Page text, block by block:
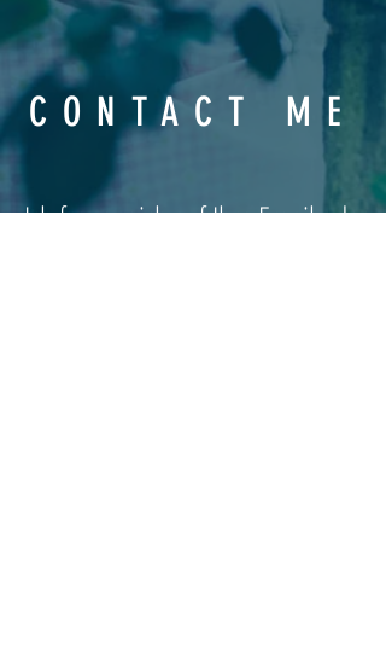
CONTACT ME
Ich freue mich auf Ihre Email oder